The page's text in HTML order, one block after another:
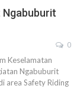
Ngabuburit
0
Keselamatan
Ngabuburit
area Safety Riding